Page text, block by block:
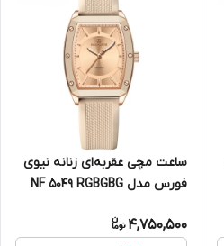
ساعت مچی عقربه‌ای زنانه نیوی
فورس مدل NF 5049 RGBGBG
4,750,500